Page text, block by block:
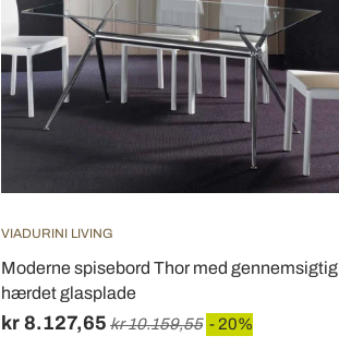
VIADURINI LIVING
Moderne spisebord Thor med gennemsigtig
hærdet glasplade
kr 8.127,65 kr 10.159,55 - 20%